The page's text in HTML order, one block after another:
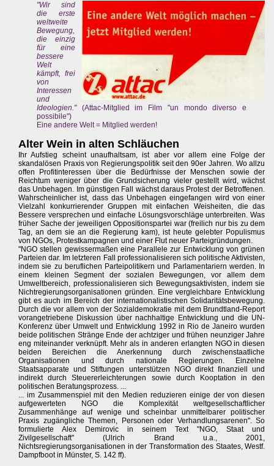
"Wir sind
die erste
weltweite
Bewegung,
die einzig
für eine
bessere
Welt
kämpft, frei
von
Interessen
und
Ideologien."(Attac-Mitglied im Film "un mondo diverso e
possibile")
Eine andere Welt = Mitglied werden!
Alter Wein in alten Schläuchen
Ihr Aufstieg scheint unaufhaltsam, ist aber vor allem eine Folge der
skandalösen Praxis von Regierungspolitik seit den 90er Jahren. Wo allzu
offen Profitinteressen über die Bedürfnisse der Menschen sowie der
Reichtum weniger über die Grundsicherung vieler gestellt wird, wächst
das Unbehagen. Im günstigen Fall wächst daraus Protest der Betroffenen.
Wahrscheinlicher ist, dass das Unbehagen eingefangen wird von einer
Vielzahl konkurrierender Gruppen mit einfachen Weisheiten, die das
Bessere versprechen und einfache Lösungsvorschläge unterbreiten. Was
früher Sache der jeweiligen Oppositionspartei war (freilich nur bis zu dem
Tag, an dem sie an die Regierung kam), ist heute gelebter Populismus
von NGOs, Protestkampagnen und einer Flut neuer Parteigründungen.
"NGO stellen gewissermaßen eine Parallele zur Entwicklung von grünen
Parteien dar. Im letzteren Fall professionalisieren sich politische Aktivisten,
indem sie zu beruflichen Parteipolitikern und Parlamentariern werden. In
einem kleinen Segment der sozialen Bewegungen, vor allem dem
Umweltbereich, professionalisieren sich Bewegungsaktivisten, indem sie
Nichtregierungsorganisationen gründen. Eine vergleichbare Entwicklung
gibt es auch im Bereich der internationalistischen Solidaritätsbewegung.
Durch die vor allem von der Sozialdemokratie mit dem Brundtland-Report
vorangetriebene Diskussion über nachhaltige Entwicklung und die UN-
Konferenz über Umwelt und Entwicklung 1992 in Rio de Janeiro wurden
beide politischen Stränge Ende der achtziger und frühen neunziger Jahre
eng miteinander verknüpft. Mehr als in anderen erlangten NGO in diesen
beiden Bereichen die Anerkennung durch zwischenstaatliche
Organisationen und durch nationale Regierungen. Einzelne
Staatsapparate und Stiftungen unterstützen NGO direkt finanziell und
indirekt durch Steuererleichterungen sowie durch Kooptation in den
politischen Beratungsprozess. ...
... im Zusammenspiel mit den Medien reduzieren einige der von diesen
aufgewerteten NGO die Komplexität weltgesellschaftlicher
Zusammenhänge auf wenige und scheinbar unmittelbarer politischer
Praxis zugängliche Themen, Personen oder Verhandlungsarenen". So
formulierte Alex Demirovic in seinem Text "NGO, Staat und
Zivilgesellschaft" (Ulrich Brand u.a., 2001,
Nichtsregierungsorganisationen in der Transformation des Staates, Westf.
Dampfboot in Münster, S. 142 ff).